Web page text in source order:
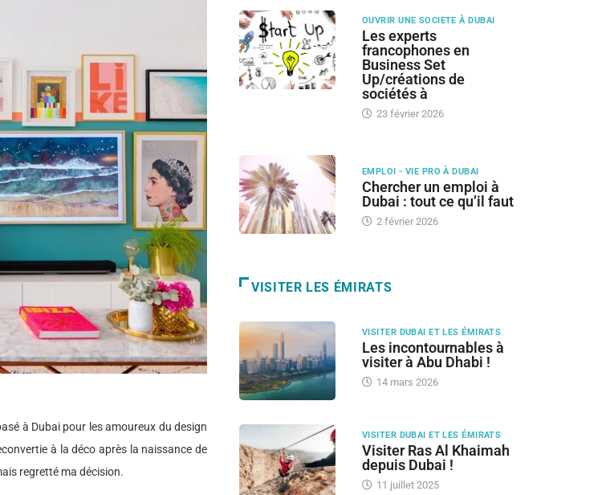
à Dubai pour les amoureux du design
à la déco après la naissance de
regretté ma décision.
OUVRIR UNE SOCIETE À DUBAI
Les experts
francophones en
Business Set
Up/créations de
sociétés à
23 février 2026
EMPLOI - VIE PRO À DUBAI
Chercher un emploi à
Dubai : tout ce qu’il faut
2 février 2026
VISITER LES ÉMIRATS
VISITER DUBAI ET LES ÉMIRATS
Les incontournables à
visiter à Abu Dhabi !
14 mars 2026
VISITER DUBAI ET LES ÉMIRATS
Visiter Ras Al Khaimah
depuis Dubai !
11 juillet 2025